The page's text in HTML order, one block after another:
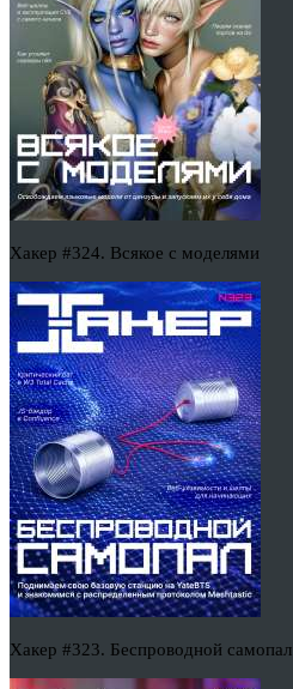
Хакер #324. Всякое с моделями
Хакер #323. Беспроводной самопал